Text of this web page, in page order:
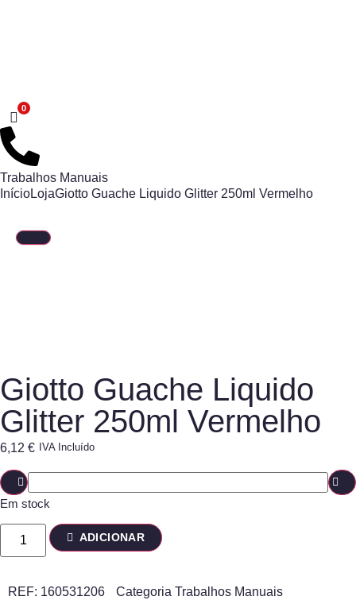
Trabalhos Manuais
InícioLojaGiotto Guache Liquido Glitter 250ml Vermelho
Giotto Guache Liquido
Glitter 250ml Vermelho
6,12 € IVA Incluído
Em stock
ADICIONAR
REF: 160531206 Categoria Trabalhos Manuais